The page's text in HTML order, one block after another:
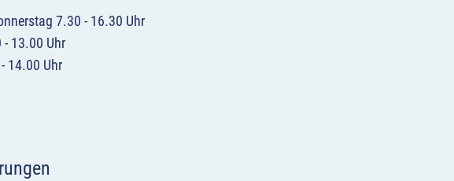
7.30 - 16.30 Uhr
- 13.00 Uhr
14.00 Uhr